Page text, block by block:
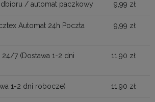
/ automat paczkowy 9,99 zł
Automat 24h Poczta
9,99 zł
24/7 (Dostawa 1-2 dni
11,90 zł
1-2 dni robocze) 11,90 zł